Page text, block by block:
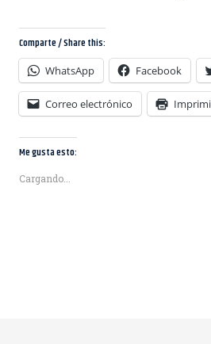
Comparte / Share this:
WhatsApp Facebook
Correo electrónico
Me gusta esto:
Cargando...